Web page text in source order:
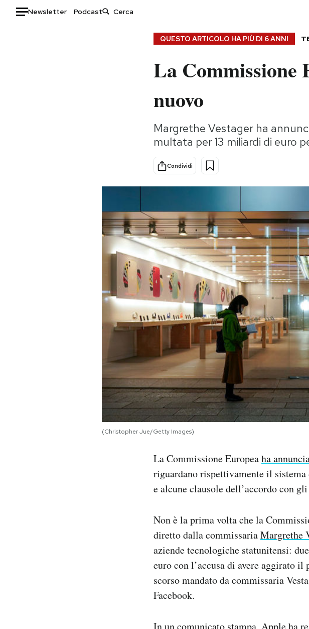
Newsletter Podcast
Storie/Idee
Ok Boomer!
Altrecose
AREA PERSONALE
QUESTO ARTICOLO HA PIÙ DI 6 ANNI
La Commissione
nuovo
Margrethe Vestager ha
multata per 13 miliardi di euro
Condividi
(Christopher Jue/Getty Images)
La Commissione Europeaha
riguardano rispettivamente il
e alcune clausole dell’accordo con
Non è la prima volta che la
diretto dalla commissariaMargrethe
aziende tecnologiche statunitensi:
euro con l’accusa di avere aggirato
scorso mandato da commissaria
Facebook.